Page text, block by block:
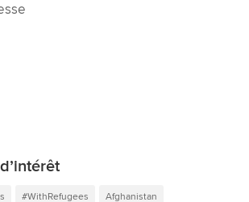
#WithRefugees Afghanistan